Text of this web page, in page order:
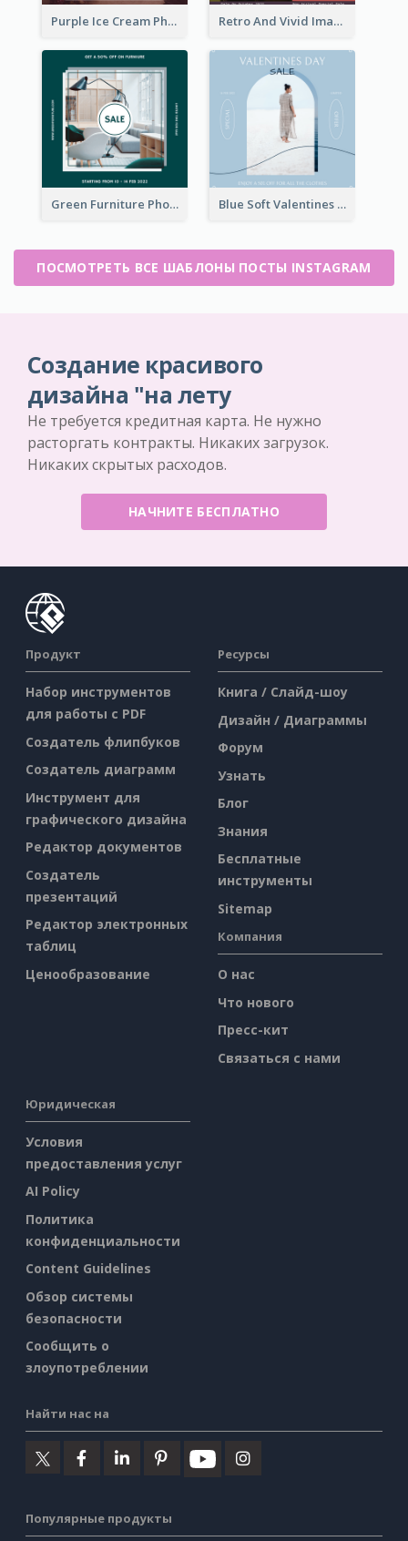
Purple Ice Cream Photo Dessert Sale Instagram Post Retro And Vivid Image Instagram Post Design Idea
Green Furniture Photo Furniture Sale Instagram Post Blue Soft Valentines Day Limited Sale Instagram Post
ПОСМОТРЕТЬ ВСЕ ШАБЛОНЫ ПОСТЫ INSTAGRAM
Создание красивого
дизайна "на лету
Не требуется кредитная карта. Не нужно
расторгать контракты. Никаких загрузок.
Никаких скрытых расходов.
НАЧНИТЕ БЕСПЛАТНО
Продукт
Набор инструментов
для работы с PDF
Создатель флипбуков
Создатель диаграмм
Инструмент для
графического дизайна
Редактор документов
Создатель
презентаций
Редактор электронных
таблиц
Ценообразование
Ресурсы
Книга / Слайд-шоу
Дизайн / Диаграммы
Форум
Узнать
Блог
Знания
Бесплатные
инструменты
Sitemap
Компания
О нас
Что нового
Пресс-кит
Связаться с нами
Юридическая
Условия
предоставления услуг
AI Policy
Политика
конфиденциальности
Content Guidelines
Обзор системы
безопасности
Сообщить о
злоупотреблении
Найти нас на
Популярные продукты